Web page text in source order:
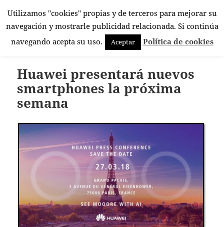
El Rincón Androide
MENÚ
Y
Huawei presentará nuevos
smartphones la próxima
semana
Utilizamos "cookies" propias y de terceros para mejorar su
navegación y mostrarle publicidad relacionada. Si continúa
navegando acepta su uso.
Aceptar Política de cookies